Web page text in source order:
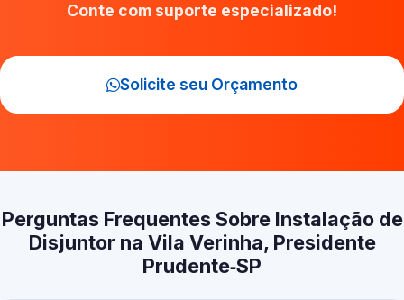
Conte com suporte especializado!
Solicite seu Orçamento
Perguntas Frequentes Sobre Instalação de
Disjuntor na Vila Verinha, Presidente
Prudente‑SP